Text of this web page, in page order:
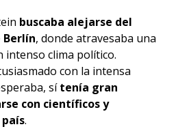
buscaba alejarse del
, donde atravesaba una
intenso clima político.
con la intensa
sítenía gran
con científicos y
.